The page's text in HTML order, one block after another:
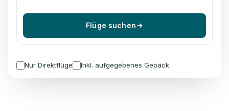
Flüge suchen
Nur Direktflüge Inkl. aufgegebenes Gepäck